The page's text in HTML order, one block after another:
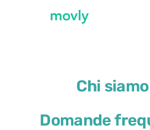
Chi siamo
Domande
Tutte le auto
Noleggio